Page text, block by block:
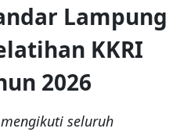
Lampung
KKRI
2026
seluruh